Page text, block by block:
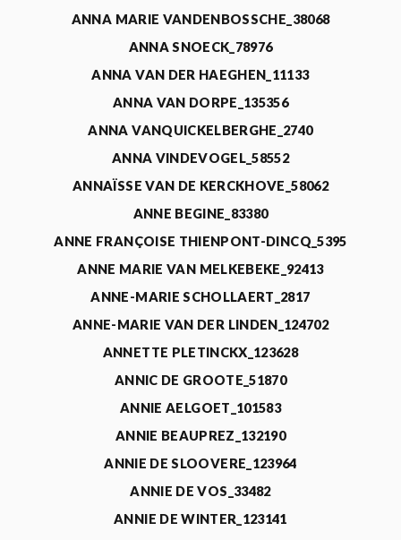
ANNA MARIE VANDENBOSSCHE_38068
ANNA SNOECK_78976
ANNA VAN DER HAEGHEN_11133
ANNA VAN DORPE_135356
ANNA VANQUICKELBERGHE_2740
ANNA VINDEVOGEL_58552
ANNAÏSSE VAN DE KERCKHOVE_58062
ANNE BEGINE_83380
ANNE FRANÇOISE THIENPONT-DINCQ_5395
ANNE MARIE VAN MELKEBEKE_92413
ANNE-MARIE SCHOLLAERT_2817
ANNE-MARIE VAN DER LINDEN_124702
ANNETTE PLETINCKX_123628
ANNIC DE GROOTE_51870
ANNIE AELGOET_101583
ANNIE BEAUPREZ_132190
ANNIE DE SLOOVERE_123964
ANNIE DE VOS_33482
ANNIE DE WINTER_123141